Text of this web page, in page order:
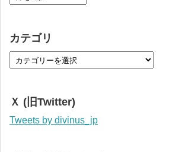
カテゴリ
Ｘ (旧Twitter)
Tweets by divinus_jp